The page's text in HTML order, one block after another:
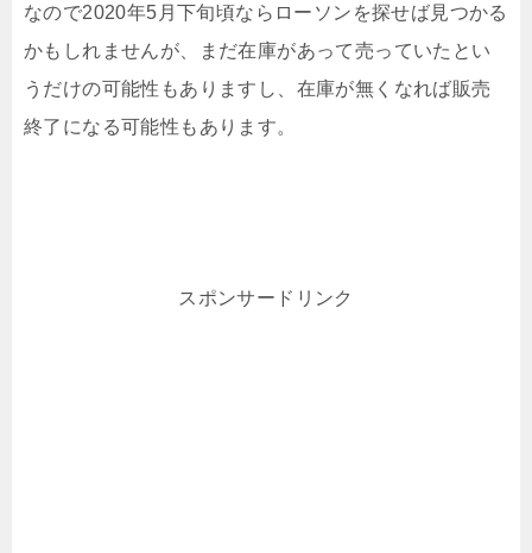
なので2020年5月下旬頃ならローソンを探せば見つかる
かもしれませんが、まだ在庫があって売っていたとい
うだけの可能性もありますし、在庫が無くなれば販売
終了になる可能性もあります。
スポンサードリンク